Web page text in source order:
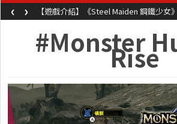
【遊戲介紹】《Steel Maiden 鋼鐵少女
兩鍵操作動作極致流暢試玩上架中
‹ ›
#Monster
Rise